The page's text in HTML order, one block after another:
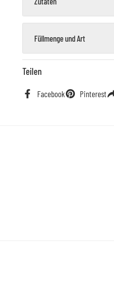
Füllmenge und Art
Teilen
Facebook Pinterest